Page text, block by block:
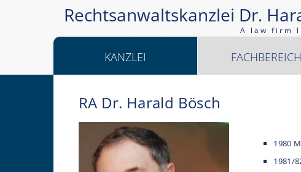
Rechtsanwaltskanzlei Dr.
A law firm
KANZLEI
RA Dr. Harald Bösch
1980
1981/